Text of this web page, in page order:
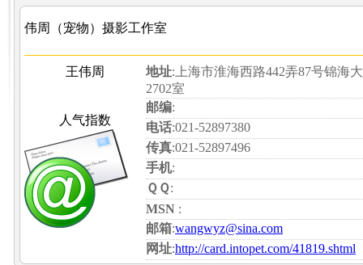
伟周（宠物）摄影工作室
王伟周
人气指数
地址:上海市淮海西路442弄87号锦海
2702室
邮编:
电话:021-52897380
传真:021-52897496
手机:
ＱＱ:
MSN :
邮箱:wangwyz@sina.com
网址:http://card.intopet.com/41819.shtml